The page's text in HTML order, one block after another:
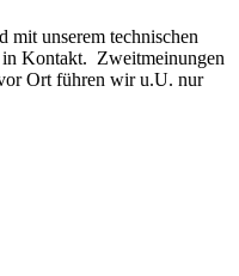
mit unserem technischen
Kontakt. Zweitmeinungen
Ort führen wir u.U. nur